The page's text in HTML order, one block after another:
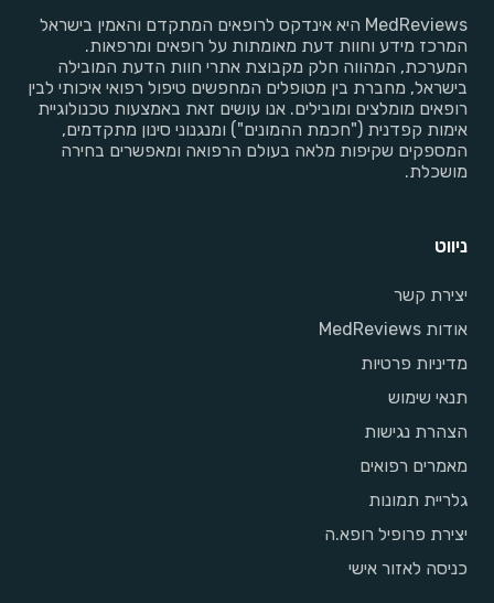
MedReviews היא אינדקס לרופאים המתקדם והאמין בישראל
המרכז מידע וחוות דעת מאומתות על רופאים ומרפאות.
המערכת, המהווה חלק מקבוצת אתרי חוות הדעת המובילה
בישראל, מחברת בין מטופלים המחפשים טיפול רפואי איכותי לבין
רופאים מומלצים ומובילים. אנו עושים זאת באמצעות טכנולוגיית
אימות קפדנית ("חכמת ההמונים") ומנגנוני סינון מתקדמים,
המספקים שקיפות מלאה בעולם הרפואה ומאפשרים בחירה
מושכלת.
ניווט
יצירת קשר
אודות MedReviews
מדיניות פרטיות
תנאי שימוש
הצהרת נגישות
מאמרים רפואים
גלריית תמונות
יצירת פרופיל רופא.ה
כניסה לאזור אישי